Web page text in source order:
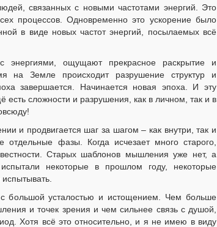
связанных с новыми частотами энергий. Это
процессов. Одновременно это ускорение было
в виде новых частот энергий, посылаемых всё
энергиями, ощущают прекрасное раскрытие и
Земле происходит разрушение структур и
завершается. Начинается новая эпоха. И эту
сложности и разрушения, как в личном, так и в
и продвигается шаг за шагом – как внутри, так и
отдельные фазы. Когда исчезает много старого,
Старых шаблонов мышления уже нет, а
некоторые в прошлом году, некоторые
с большой усталостью и истощением. Чем больше
и точек зрения и чем сильнее связь с душой,
Хотя всё это относительно, и я не имею в виду